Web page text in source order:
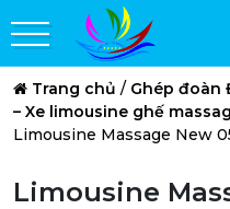
Trang chủ / Ghép đoàn
– Xe limousine ghế
Limousine Massage New
Limousine